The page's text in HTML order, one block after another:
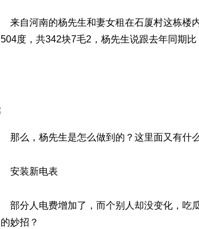
来自河南的杨先生和妻女租在石厦村这栋楼
度，共342块7毛2，杨先生说跟去年同期比
那么，杨先生是怎么做到的？这里面又有什
安装新电表
部分人电费增加了，而个别人却没变化，吃
妙招？